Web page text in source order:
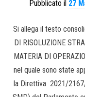
Pubblicato il 27
Si allega il testo
DI RISOLUZIONE
MATERIA DI
nel quale sono state
la Direttiva 2021/